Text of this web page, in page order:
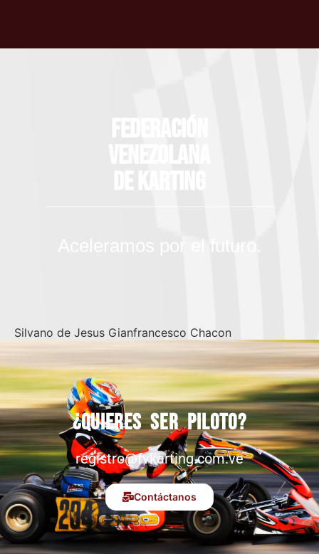
Silvano de Jesus Gianfrancesco Chacon
¿Quieres ser piloto?
registro@fvkarting.com.ve
Contáctanos